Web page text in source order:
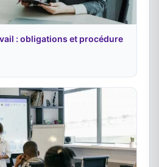
: obligations et procédure